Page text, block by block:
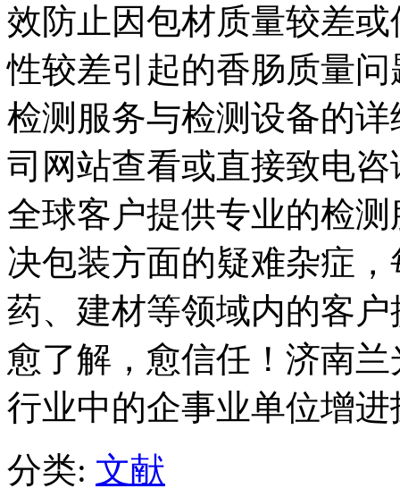
效防止因包材质量较差
性较差引起的香肠质量
检测服务与检测设备的
司网站查看或直接致电
全球客户提供专业的检
决包装方面的疑难杂症
药、建材等领域内的客
愈了解，愈信任！济南
行业中的企事业单位增
分类: 文献